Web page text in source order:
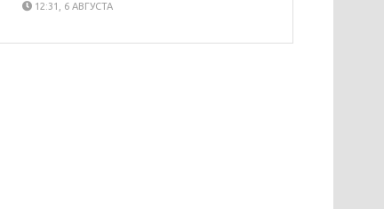
12:31, 6 АВГУСТА